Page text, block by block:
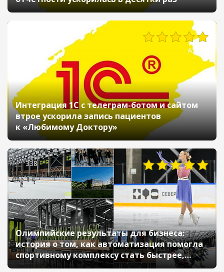
Интеграция 1С с телеграм-ботом и сайтом
втрое ускорила запись пациентов
к «Любимому Доктору»
338
Олимпийские результаты для бизнеса:
история о том, как автоматизация помогла
спортивному комплексу стать быстрее,
выше и сильнее